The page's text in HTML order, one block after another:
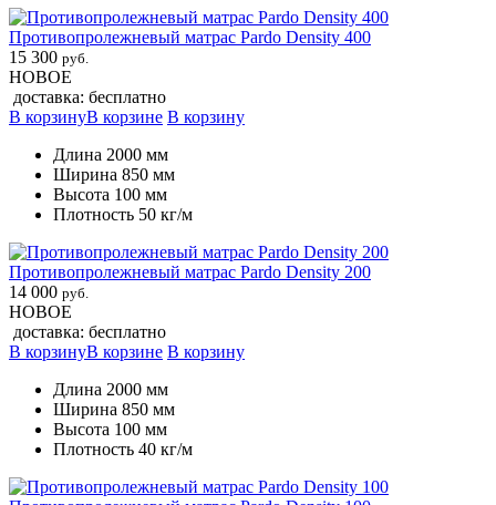
Противопролежневый матрас Pardo Density 400
15 300 руб.
НОВОЕ
доставка: бесплатно
В корзинуВ корзине В корзину
Длина 2000 мм
Ширина 850 мм
Высота 100 мм
Плотность 50 кг/м
Противопролежневый матрас Pardo Density 200
14 000 руб.
НОВОЕ
доставка: бесплатно
В корзинуВ корзине В корзину
Длина 2000 мм
Ширина 850 мм
Высота 100 мм
Плотность 40 кг/м